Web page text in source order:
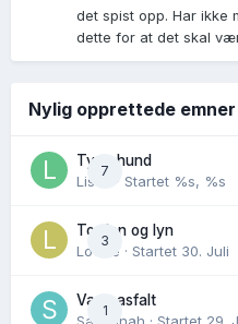
det spist opp. Har ikke
dette for at det skal
Nylig opprettede emner
7
Tynn hund
Lisen
· Startet %s, %s
3
Torden og lyn
Lovise · Startet 30. Juli
1
Varm asfalt